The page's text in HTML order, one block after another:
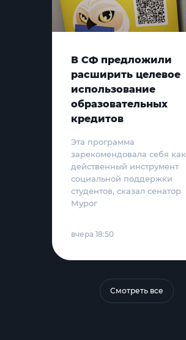
В СФ предложили
расширить целевое
использование
образовательных
кредитов
Эта программа
зарекомендовала себя как
действенный инструмент
социальной поддержки
студентов, сказал сенатор
Мурог
вчера 18:50
Смотреть все